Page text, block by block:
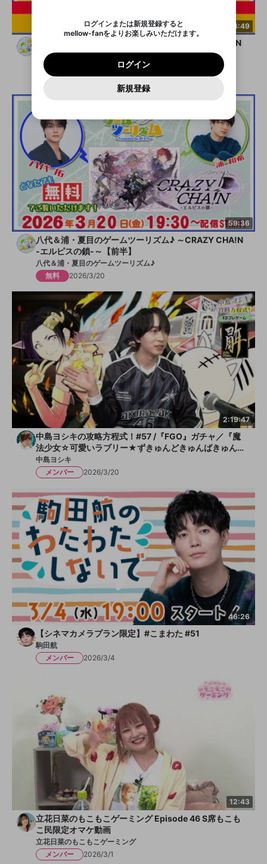
44:49
八代＆浦・夏目のゲームツーリズム♪～CRAZY CHA!N
-エルピスの鎖-～【後半：サブスク会員限定】
八代＆浦・夏目のゲームツーリズム♪
メンバー
2026/3/20
59:36
八代＆浦・夏目のゲームツーリズム♪ ～CRAZY CHA!N
-エルピスの鎖-～【前半】
八代＆浦・夏目のゲームツーリズム♪
無料
2026/3/20
2:19:47
中島ヨシキの攻略方程式！#57 /『FGO』ガチャ／『魔
法少女☆可愛いラブリー★ずきゅんどきゅんばきゅんぶ
きゅん☆ルルピン』
中島ヨシキ
メンバー
2026/3/20
46:26
【シネマカメラプラン限定】#こまわた #51
駒田航
メンバー
2026/3/4
12:43
立花日菜のもこもこゲーミング Episode 46 S席もこも
こ民限定オマケ動画
立花日菜のもこもこゲーミング
メンバー
2026/3/1
を確認しました。
確認しました
Google
Yahoo! JAPAN
Appleでサインアップ
mellow-fanの 利用規約・プライバシーポリシー ・外部
サービスとのID連携に関する同意事項
に同意頂いた上
で、次にお進みください
次にお進みください。
アカウント作成
mellow-fanからのお得な情報をメールで受
け取る
Google
Yahoo! JAPAN
Appleでサインイン
mellow-fanの 利用規約・プライバシーポリシー ・外部
サービスとのID連携に関する同意事項
に同意頂いた上
で、次にお進みください
ログイン
パスワードを忘れた方はこちら
アカウントをお持ちですか？アカウントを作成する
ログインまたは新規登録すると
mellow-fanをよりお楽しみいただけます。
ログイン
新規登録
再設定する
のでご確認ください
OK
ご登録いただいた情報はサービスの向上を目的
として使用いたします。
一部サービスをご利用いただくには、生年月の
登録が必要です。
登録
あとで登録
メイン及びcs.openrec.co.jpドメイン）が受信拒否設
定に含まれていないかご確認ください。
入力
著作権の侵害
なりすまし行為
出会いを誘導する行為
ねずみ講やマルチ商法
誤解を招く配信設定
ゲームの録画禁止区域の配信
改造版・海賊版ソフトの配信
政治的・宗教的・人種的な内容
その他の問題
0
報告された問題については、利用規約に違反しているか
どうかをスタッフが確認します。
用することは、利用規約違反になります。
送信
閉じる
Discordアカウントを作成
Discordは第三者が提供するコミュニティーサービスで、
mellow-fanとは関わりがありません。Discordに関してのお
問い合わせにはお答えすることができません。Discordの仕
様変更により、限定コミュニティ特典の提供が終了する可能
します。
外部サービスとのID連携に関する同意事項
Discordとは？ Discordに参加する